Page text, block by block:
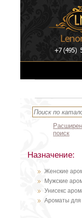
поиск
Назначение:
Женские
Мужские
Унисекс
Ароматы